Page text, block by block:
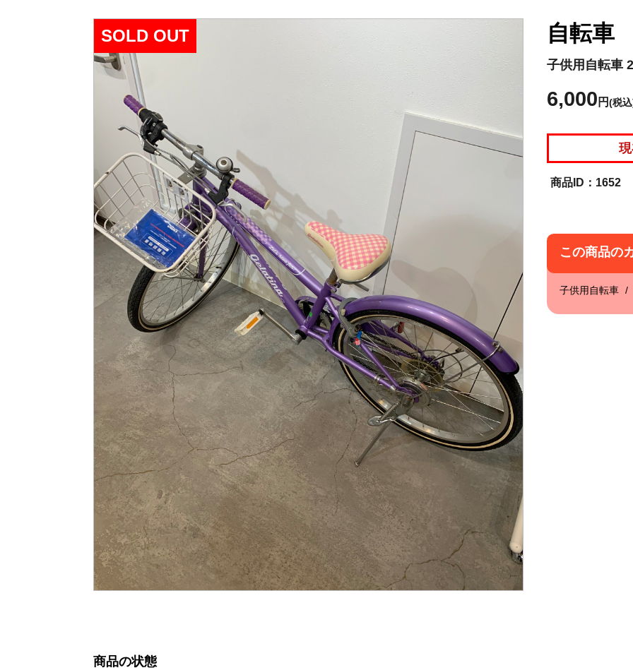
自転車
子供用自転車
6,000 円(税
1652
この商品の
子供用自転車
SOLD OUT
商品の状態